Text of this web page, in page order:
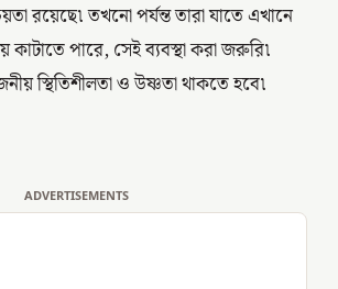
রয়েছে৷ তখনো পর্যন্ত তারা যাতে এখানে
কাটাতে পারে, সেই ব্যবস্থা করা জরুরি৷
স্থিতিশীলতা ও উষ্ণতা থাকতে হবে৷
ADVERTISEMENTS